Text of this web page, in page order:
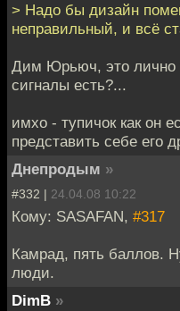
> Надо бы дизайн
неправильный, и всё
Дим Юрьюч, это лично
сигналы есть?...
имхо - тупичок как он
представить себе его
Днепродым »
#332 | 24.04.08 10:22
Кому: SASAFAN, #317
Камрад, пять
люди.
DimB »